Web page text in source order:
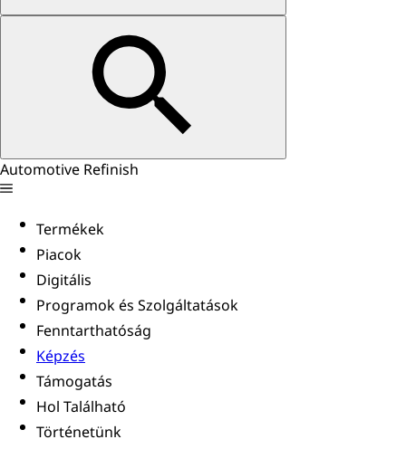
Automotive Refinish
Termékek
Piacok
Digitális
Programok és Szolgáltatások
Fenntarthatóság
Képzés
Támogatás
Hol Található
Történetünk